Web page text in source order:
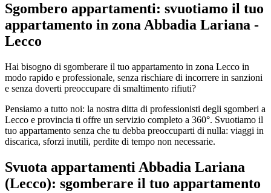
Sgombero appartamenti: svuotiamo il tuo
appartamento in zona Abbadia Lariana -
Lecco
Hai bisogno di sgomberare il tuo appartamento in zona Lecco in
modo rapido e professionale, senza rischiare di incorrere in sanzioni
e senza doverti preoccupare di smaltimento rifiuti?
Pensiamo a tutto noi: la nostra ditta di professionisti degli sgomberi a
Lecco e provincia ti offre un servizio completo a 360°. Svuotiamo il
tuo appartamento senza che tu debba preoccuparti di nulla: viaggi in
discarica, sforzi inutili, perdite di tempo non necessarie.
Svuota appartamenti Abbadia Lariana
(Lecco): sgomberare il tuo appartamento